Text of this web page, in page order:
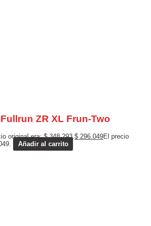
ZR XL Frun-Two
original era: $ 348.293.$ 296.049El precio
Añadir al carrito